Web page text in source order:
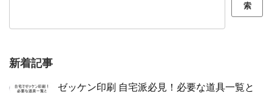
索
新着記事
ゼッケン印刷 自宅派必見！必要な道具一覧と